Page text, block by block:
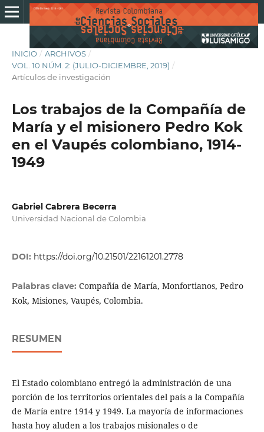
INICIO / ARCHIVOS /
VOL. 10 NÚM. 2: (JULIO-DICIEMBRE, 2019) /
Artículos de investigación
Los trabajos de la Compañía de
María y el misionero Pedro Kok
en el Vaupés colombiano, 1914-
1949
Gabriel Cabrera Becerra
Universidad Nacional de Colombia
DOI: https://doi.org/10.21501/22161201.2778
Palabras clave: Compañía de María, Monfortianos, Pedro
Kok, Misiones, Vaupés, Colombia.
RESUMEN
El Estado colombiano entregó la administración de una
porción de los territorios orientales del país a la Compañía
de María entre 1914 y 1949. La mayoría de informaciones
hasta hoy aluden a los trabajos misionales o de